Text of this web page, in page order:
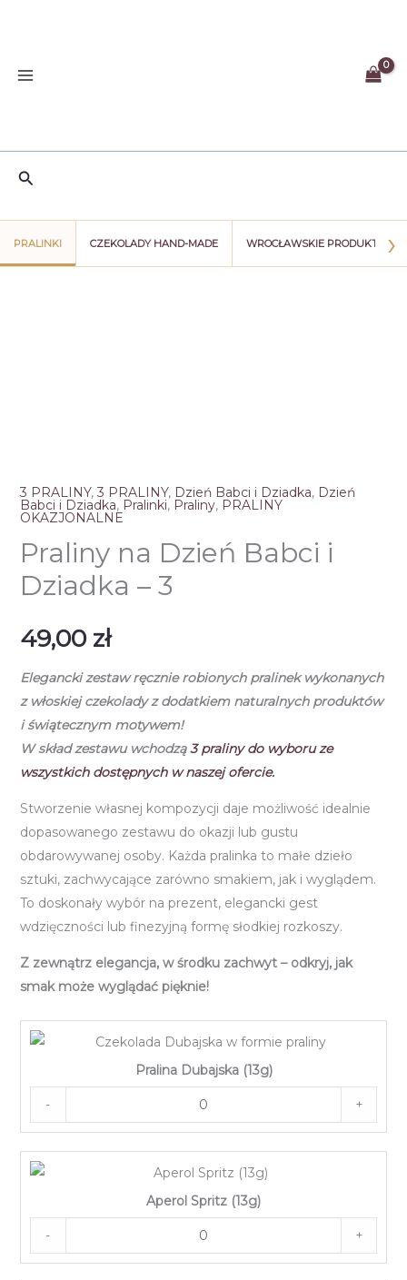
Szukaj
PRALINKI CZEKOLADY HAND-MADE WROCŁAWSKIE PRODUKTY ›
3 PRALINY, 3 PRALINY, Dzień Babci i Dziadka, Dzień
Babci i Dziadka, Pralinki, Praliny, PRALINY
OKAZJONALNE
Praliny na Dzień Babci i
Dziadka – 3
49,00 zł
Elegancki zestaw ręcznie robionych pralinekwykonanych
z włoskiej czekoladyz dodatkiem naturalnych produktów
i świątecznym motywem!
W skład zestawu wchodzą3praliny do wyboru ze
wszystkich dostępnych w naszej ofercie.
Stworzenie własnej kompozycji daje możliwość idealnie
dopasowanego zestawu do okazji lub gustu
obdarowywanej osoby. Każda pralinka to małe dzieło
sztuki, zachwycające zarówno smakiem, jak i wyglądem.
To doskonały wybór na prezent, elegancki gest
wdzięczności lub finezyjną formę słodkiej rozkoszy.
Z zewnątrz elegancja, w środku zachwyt – odkryj, jak
smak może wyglądać pięknie!
Pralina Dubajska (13g)
- +
Aperol Spritz (13g)
- +